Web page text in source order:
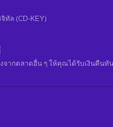
ทัล (CD-KEY)
จากตลาดอื่น ๆ ให้คุณได้รับเงินคืนทั